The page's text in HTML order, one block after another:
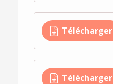
Télécharger
Télécharger